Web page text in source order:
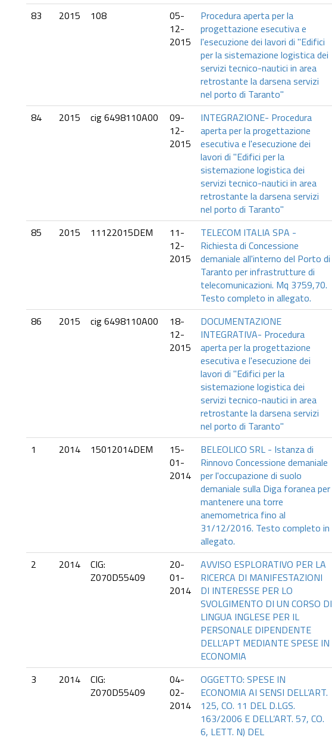
83 2015 108
05-
12-
2015
Procedura aperta per la
progettazione esecutiva e
l'esecuzione dei lavori di "Edifici
per la sistemazione logistica dei
servizi tecnico-nautici in area
retrostante la darsena servizi
nel porto di Taranto"
84 2015 cig 6498110A00
09-
12-
2015
INTEGRAZIONE- Procedura
aperta per la progettazione
esecutiva e l'esecuzione dei
lavori di "Edifici per la
sistemazione logistica dei
servizi tecnico-nautici in area
retrostante la darsena servizi
nel porto di Taranto"
85 2015 11122015DEM
11-
12-
2015
TELECOM ITALIA SPA -
Richiesta di Concessione
demaniale all'interno del Porto di
Taranto per infrastrutture di
telecomunicazioni. Mq 3759,70.
Testo completo in allegato.
86 2015 cig 6498110A00
18-
12-
2015
DOCUMENTAZIONE
INTEGRATIVA- Procedura
aperta per la progettazione
esecutiva e l'esecuzione dei
lavori di "Edifici per la
sistemazione logistica dei
servizi tecnico-nautici in area
retrostante la darsena servizi
nel porto di Taranto"
1 2014 15012014DEM
15-
01-
2014
BELEOLICO SRL - Istanza di
Rinnovo Concessione demaniale
per l'occupazione di suolo
demaniale sulla Diga foranea per
mantenere una torre
anemometrica fino al
31/12/2016. Testo completo in
allegato.
2 2014
CIG:
Z070D55409
20-
01-
2014
AVVISO ESPLORATIVO PER LA
RICERCA DI MANIFESTAZIONI
DI INTERESSE PER LO
SVOLGIMENTO DI UN CORSO DI
LINGUA INGLESE PER IL
PERSONALE DIPENDENTE
DELL’APT MEDIANTE SPESE IN
ECONOMIA
3 2014
CIG:
Z070D55409
04-
02-
2014
OGGETTO: SPESE IN
ECONOMIA AI SENSI DELL’ART.
125, CO. 11 DEL D.LGS.
163/2006 E DELL’ART. 57, CO.
6, LETT. N) DEL